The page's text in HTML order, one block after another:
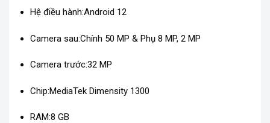
Hệ điều hành:Android 12
Camera sau:Chính 50 MP & Phụ 8 MP, 2 MP
Camera trước:32 MP
Chip:MediaTek Dimensity 1300
RAM:8 GB